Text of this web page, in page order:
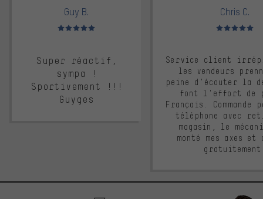
Guy B.
Note moyenne : 5 sur 5
Super réactif,
sympa !
Sportivement !!!
Guyges
Chris C.
Note moyenne :
Service client
les vendeurs
peine d'écouter la
font l'effort de
Français. Commande
téléphone avec
magasin, le
monté mes axes et